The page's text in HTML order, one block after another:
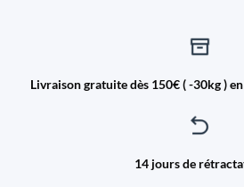
Livraison gratuite dès 150€ ( -30kg )
14 jours de